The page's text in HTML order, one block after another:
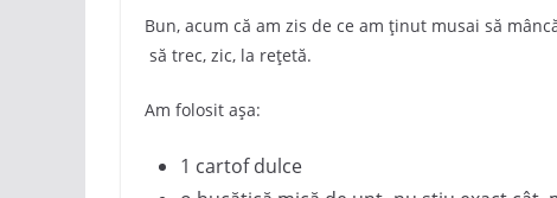
Bun, acum că am zis de ce am ținut musai să
să trec, zic, la rețetă.
Am folosit așa:
1 cartof dulce